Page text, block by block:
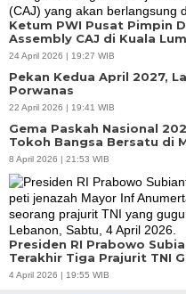
Ketum PWI Pusat Pimpin
Assembly CAJ di Kuala
24 April 2026 | 19:27 WIB
Pekan Kedua April 2027,
Porwanas
22 April 2026 | 19:41 WIB
Gema Paskah Nasional
Tokoh Bangsa Bersatu di
8 April 2026 | 21:53 WIB
Presiden RI Prabowo
Terakhir Tiga Prajurit TNI
4 April 2026 | 19:55 WIB